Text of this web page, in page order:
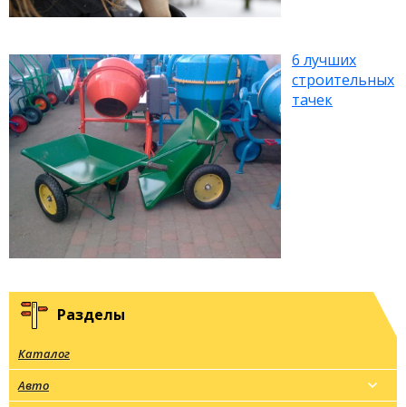
6 лучших
строительных
тачек
Разделы
Каталог
Авто